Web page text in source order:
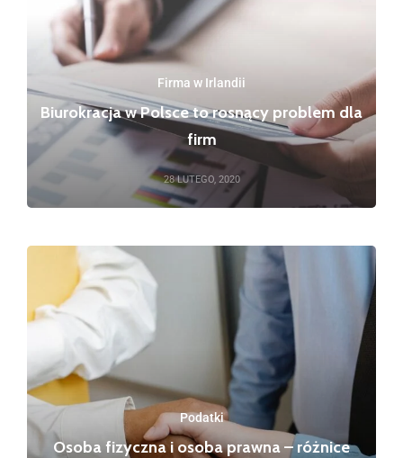
Firma w Irlandii
Biurokracja w Polsce to rosnący problem dla
firm
28 LUTEGO, 2020
Podatki
Osoba fizyczna i osoba prawna – różnice